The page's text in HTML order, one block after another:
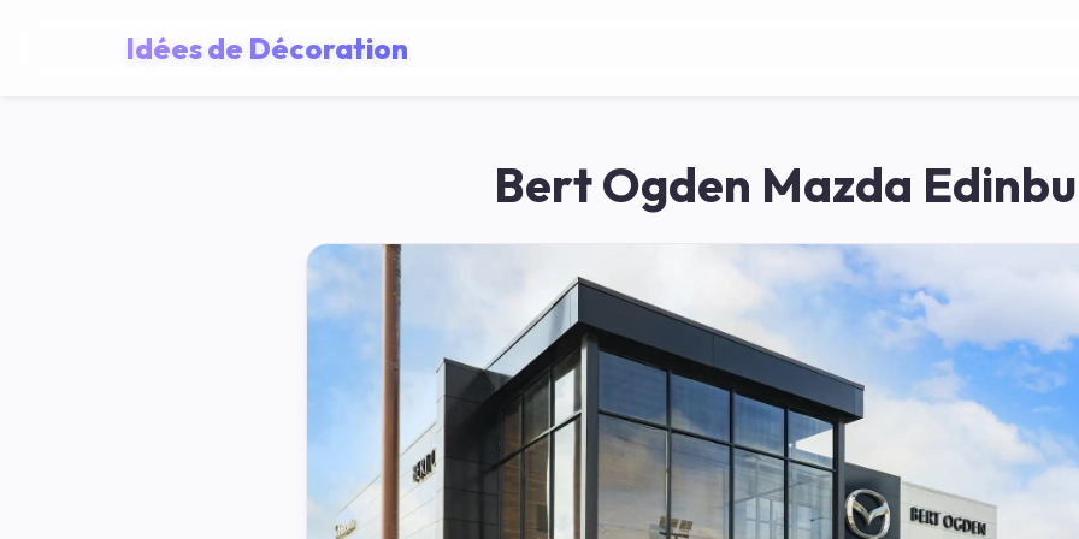
Idées de Décoration
Bert Ogden Mazda